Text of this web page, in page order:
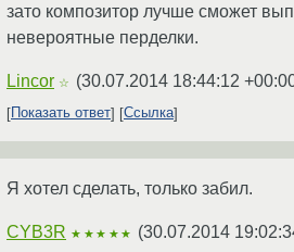
зато композитор лучше сможет
невероятные перделки.
Lincor ☆ (30.07.2014 18:44:12
Показать ответ
Ссылка
Я хотел сделать, только забил.
CYB3R ★★★★★ (30.07.2014